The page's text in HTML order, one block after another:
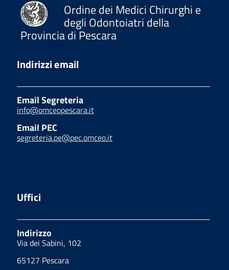
Ordine dei Medici Chirurghi e
degli Odontoiatri della
Provincia di Pescara
Indirizzi email
Email Segreteria
info@omceopescara.it
Email PEC
segreteria.pe@pec.omceo.it
Uffici
Indirizzo
Via dei Sabini, 102
65127 Pescara